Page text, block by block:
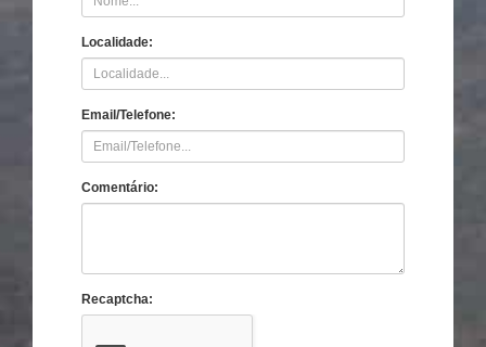
Localidade:
Email/Telefone:
Comentário:
Recaptcha: